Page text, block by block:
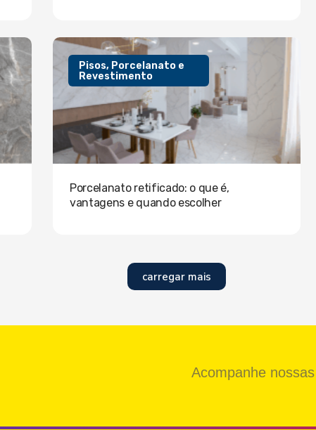
Pisos, Porcelanato e
Revestimento
Porcelanato retificado: o que é,
vantagens e quando escolher
carregar mais
Acompanhe